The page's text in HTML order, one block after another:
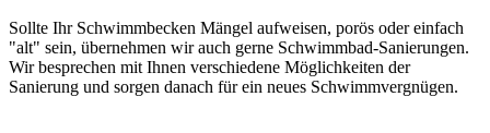
Sollte Ihr Schwimmbecken Mängel aufweisen, porös oder einfach
"alt" sein, übernehmen wir auch gerne Schwimmbad-Sanierungen.
Wir besprechen mit Ihnen verschiedene Möglichkeiten der
Sanierung und sorgen danach für ein neues Schwimmvergnügen.